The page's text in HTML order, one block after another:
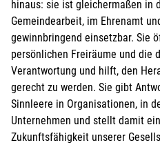
Lastschrift
hinaus: sie ist gleichermaßen in
Gemeindearbeit, im Ehrenamt
gewinnbringend einsetzbar. Sie
persönlichen Freiräume und die
Verantwortung und hilft, den
gerecht zu werden. Sie gibt
Sinnleere in Organisationen, in
Unternehmen und stellt damit
Zukunftsfähigkeit unserer